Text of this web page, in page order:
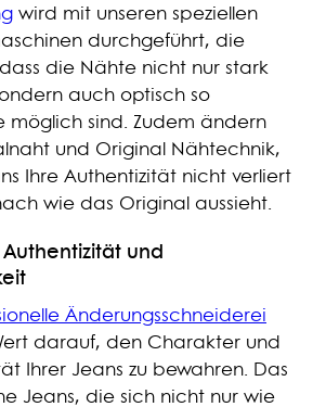
wird mit unseren speziellen
durchgeführt, die
die Nähte nicht nur stark
auch optisch so
möglich sind. Zudem ändern
und Original Nähtechnik,
Ihre Authentizität nicht verliert
wie das Original aussieht.
Authentizität und
Änderungsschneiderei
darauf, den Charakter und
Ihrer Jeans zu bewahren. Das
Jeans, die sich nicht nur wie